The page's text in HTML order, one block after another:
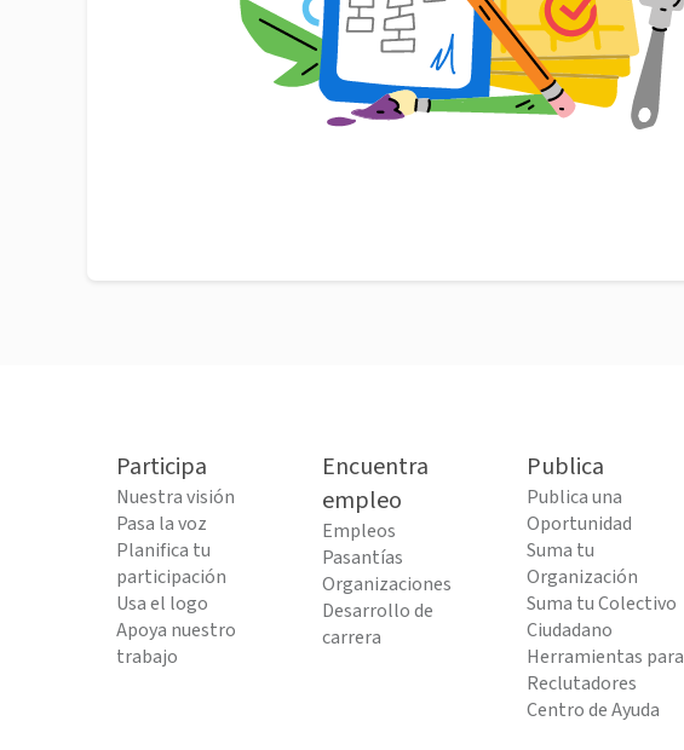
Participa
Nuestra visión
Pasa la voz
Planifica tu
participación
Usa el logo
Apoya nuestro
trabajo
Encuentra
empleo
Empleos
Pasantías
Organizaciones
Desarrollo de
carrera
Publica
Publica una
Oportunidad
Suma tu
Organización
Suma tu Colectivo
Ciudadano
Herramientas para
Reclutadores
Centro de Ayuda